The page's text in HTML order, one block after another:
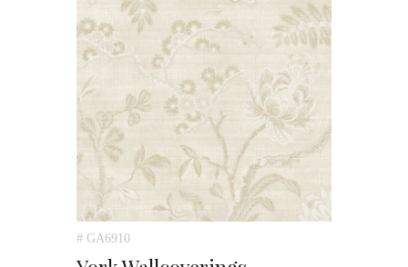
# GA6910